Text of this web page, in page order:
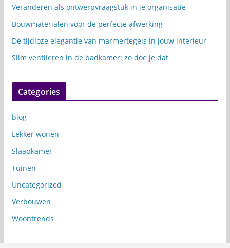
Veranderen als ontwerpvraagstuk in je organisatie
Bouwmaterialen voor de perfecte afwerking
De tijdloze elegantie van marmertegels in jouw interieur
Slim ventileren in de badkamer: zo doe je dat
Categories
blog
Lekker wonen
Slaapkamer
Tuinen
Uncategorized
Verbouwen
Woontrends